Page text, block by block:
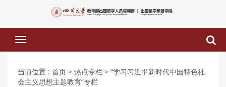
下
拉
单
当前位置 : 首页 > 热点专栏 > “学习习近平新时代中国特色社
会主义思想主题教育”专栏